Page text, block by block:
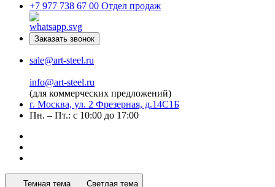
+7 977 738 67 00 Отдел продаж
Заказать звонок
sale@art-steel.ru
info@art-steel.ru
(для коммерческих предложений)
г. Москва, ул. 2 Фрезерная, д.14С1Б
Пн. – Пт.: с 10:00 до 17:00
Темная тема Светлая тема